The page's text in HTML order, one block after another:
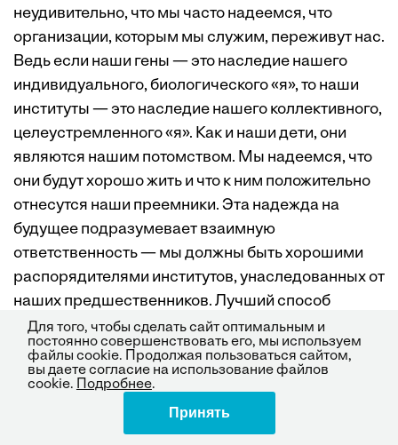
неудивительно, что мы часто надеемся, что
организации, которым мы служим, переживут нас.
Ведь если наши гены — это наследие нашего
индивидуального, биологического «я», то наши
институты — это наследие нашего коллективного,
целеустремленного «я». Как и наши дети, они
являются нашим потомством. Мы надеемся, что
они будут хорошо жить и что к ним положительно
отнесутся наши преемники. Эта надежда на
будущее подразумевает взаимную
ответственность — мы должны быть хорошими
распорядителями институтов, унаследованных от
наших предшественников. Лучший способ
почтить институциональное наследие — это
продлить его, а лучший способ продлить его —
повысить способность организации к
постоянному обновлению.
Для того, чтобы сделать сайт оптимальным и
постоянно совершенствовать его, мы используем
файлы cookie. Продолжая пользоваться сайтом,
вы даете согласие на использование файлов
cookie.
Подробнее.
Принять